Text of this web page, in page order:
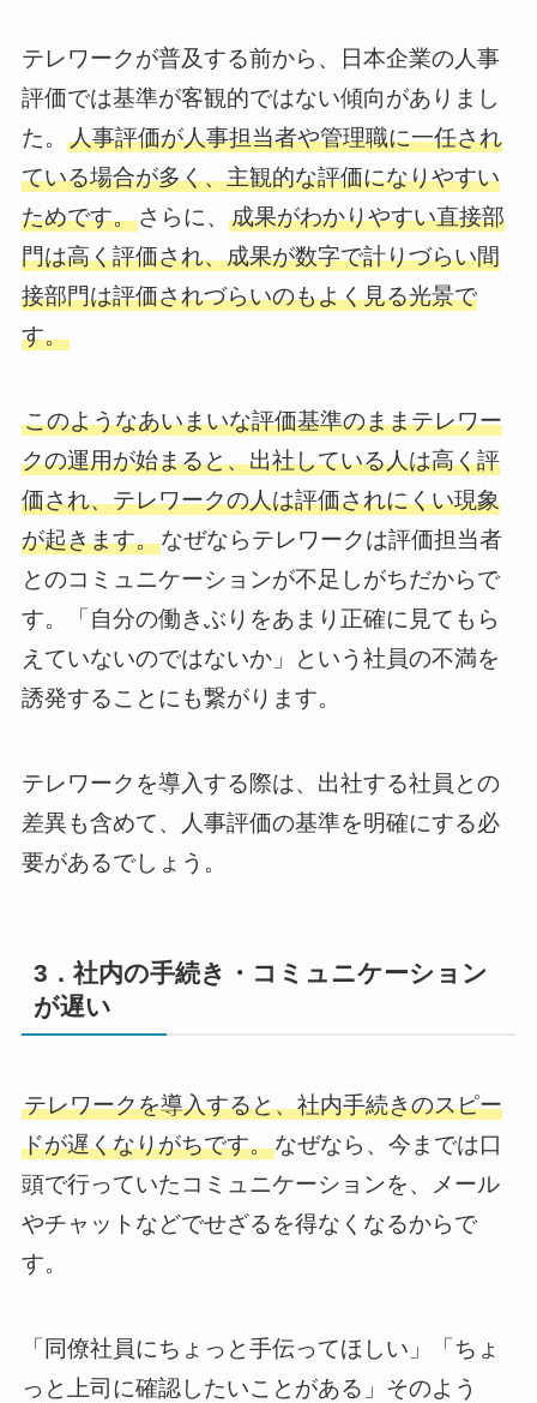
テレワークが普及する前から、日本企業の人事
評価では基準が客観的ではない傾向がありまし
た。 人事評価が人事担当者や管理職に一任され
ている場合が多く、主観的な評価になりやすい
ためです。さらに、 成果がわかりやすい直接部
門は高く評価され、成果が数字で計りづらい間
接部門は評価されづらいのもよく見る光景で
す。
このようなあいまいな評価基準のままテレワー
クの運用が始まると、出社している人は高く評
価され、テレワークの人は評価されにくい現象
が起きます。なぜならテレワークは評価担当者
とのコミュニケーションが不足しがちだからで
す。「自分の働きぶりをあまり正確に見てもら
えていないのではないか」という社員の不満を
誘発することにも繋がります。
テレワークを導入する際は、出社する社員との
差異も含めて、人事評価の基準を明確にする必
要があるでしょう。
3．社内の手続き・コミュニケーション
が遅い
テレワークを導入すると、社内手続きのスピー
ドが遅くなりがちです。なぜなら、今までは口
頭で行っていたコミュニケーションを、メール
やチャットなどでせざるを得なくなるからで
す。
「同僚社員にちょっと手伝ってほしい」「ちょ
っと上司に確認したいことがある」そのよう